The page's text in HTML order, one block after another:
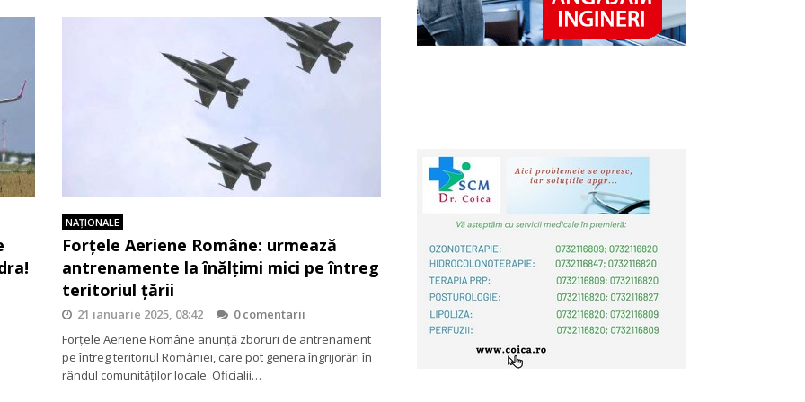
NAŢIONALE
Forțele Aeriene Române: urmează
antrenamente la înălţimi mici pe întreg
teritoriul țării
21 ianuarie 2025, 08:42
0 comentarii
Forţele Aeriene Române anunţă zboruri de antrenament
pe întreg teritoriul României, care pot genera îngrijorări în
rândul comunităţilor locale. Oficialii…